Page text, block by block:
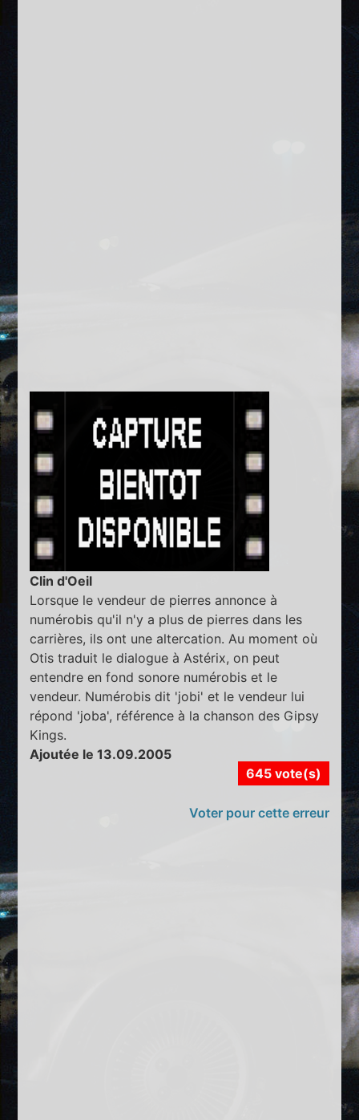
Clin d'Oeil
Lorsque le vendeur de pierres annonce à
numérobis qu'il n'y a plus de pierres dans les
carrières, ils ont une altercation. Au moment où
Otis traduit le dialogue à Astérix, on peut
entendre en fond sonore numérobis et le
vendeur. Numérobis dit 'jobi' et le vendeur lui
répond 'joba', référence à la chanson des Gipsy
Kings.
Ajoutée le 13.09.2005
645 vote(s)
Voter pour cette erreur